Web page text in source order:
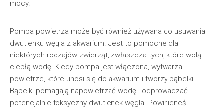
mocy.
Pompa powietrza może być również używana do usuwania
dwutlenku węgla z akwarium. Jest to pomocne dla
niektórych rodzajów zwierząt, zwłaszcza tych, które wolą
ciepłą wodę. Kiedy pompa jest włączona, wytwarza
powietrze, które unosi się do akwarium i tworzy bąbelki.
Bąbelki pomagają napowietrzać wodę i odprowadzać
potencjalnie toksyczny dwutlenek węgla. Powinieneś